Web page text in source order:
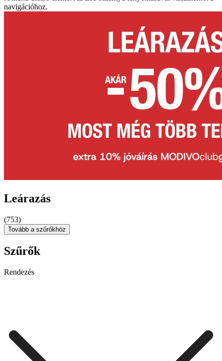
navigációhoz.
Leárazás
(753)
Tovább a szűrőkhöz
Szűrők
Rendezés